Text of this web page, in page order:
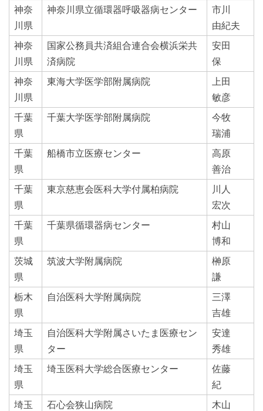
神奈
川県
神奈川県立循環器呼吸器病センター
市川
由紀夫
神奈
川県
国家公務員共済組合連合会横浜栄共
済病院
安田
保
神奈
川県
東海大学医学部附属病院
上田
敏彦
千葉
県
千葉大学医学部附属病院
今牧
瑞浦
千葉
県
船橋市立医療センター
高原
善治
千葉
県
東京慈恵会医科大学付属柏病院
川人
宏次
千葉
県
千葉県循環器病センター
村山
博和
茨城
県
筑波大学附属病院
榊原
謙
栃木
県
自治医科大学附属病院
三澤
吉雄
埼玉
県
自治医科大学附属さいたま医療セン
ター
安達
秀雄
埼玉
県
埼玉医科大学総合医療センター
佐藤
紀
埼玉
石心会狭山病院
木山